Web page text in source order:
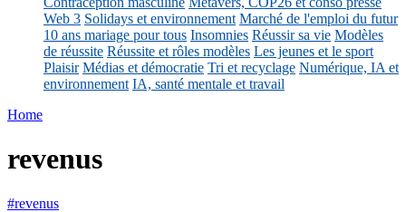
Web 3 Solidays et environnement Marché de l'emploi du futur
10 ans mariage pour tous Insomnies Réussir sa vie Modèles
de réussite Réussite et rôles modèles Les jeunes et le sport
Plaisir Médias et démocratie Tri et recyclage Numérique, IA et
environnement IA, santé mentale et travail
Home
revenus
#revenus